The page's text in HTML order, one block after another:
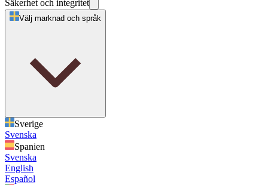
Säkerhet och integritet
Välj marknad och språk
Sverige
Svenska
Spanien
Svenska
English
Español